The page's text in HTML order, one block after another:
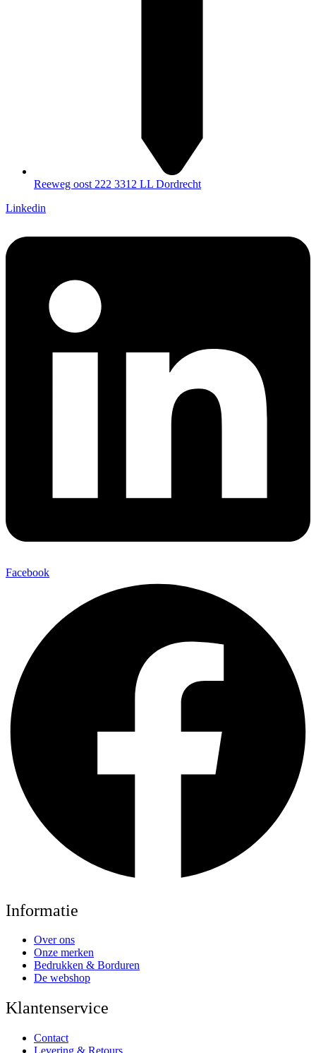
Reeweg oost 222 3312 LL Dordrecht
Linkedin
Facebook
Informatie
Over ons
Onze merken
Bedrukken & Borduren
De webshop
Klantenservice
Contact